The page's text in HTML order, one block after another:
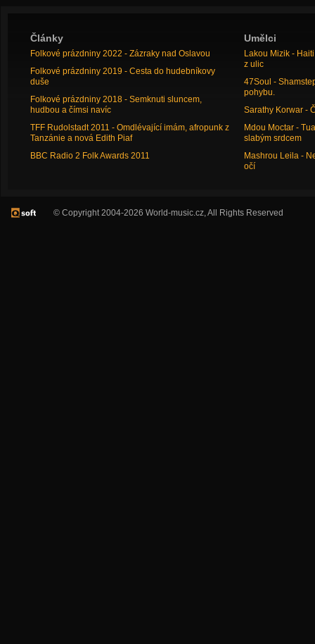
Články
Folkové prázdniny 2022 - Zázraky nad Oslavou
Folkové prázdniny 2019 - Cesta do hudebníkovy
duše
Folkové prázdniny 2018 - Semknuti sluncem,
hudbou a čímsi navíc
TFF Rudolstadt 2011 - Omdlévající imám, afropunk z
Tanzánie a nová Edith Piaf
BBC Radio 2 Folk Awards 2011
Umělci
Lakou Mizik -
z ulic
47Soul -
pohybu.
Sarathy Korwar -
Mdou Moctar -
slabým srdcem
Mashrou Leila -
očí
© Copyright 2004-2026 World-music.cz, All Rights Reserved